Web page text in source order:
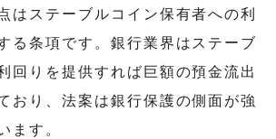
はステーブルコイン保有者への利
る条項です。銀行業界はステーブ
回りを提供すれば巨額の預金流出
おり、法案は銀行保護の側面が強
ます。